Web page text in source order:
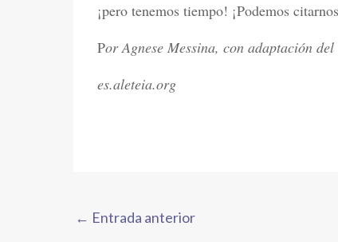
¡pero tenemos tiempo! ¡Podemos
Por Agnese Messina, con adaptación
es.aleteia.org
← Entrada anterior